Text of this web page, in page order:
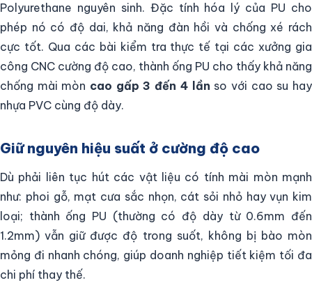
Polyurethane nguyên sinh. Đặc tính hóa lý của PU cho
phép nó có độ dai, khả năng đàn hồi và chống xé rách
cực tốt. Qua các bài kiểm tra thực tế tại các xưởng gia
công CNC cường độ cao, thành ống PU cho thấy khả năng
chống mài mòn cao gấp 3 đến 4 lần so với cao su hay
nhựa PVC cùng độ dày.
Giữ nguyên hiệu suất ở cường độ cao
Dù phải liên tục hút các vật liệu có tính mài mòn mạnh
như: phoi gỗ, mạt cưa sắc nhọn, cát sỏi nhỏ hay vụn kim
loại; thành ống PU (thường có độ dày từ 0.6mm đến
1.2mm) vẫn giữ được độ trong suốt, không bị bào mòn
mỏng đi nhanh chóng, giúp doanh nghiệp tiết kiệm tối đa
chi phí thay thế.